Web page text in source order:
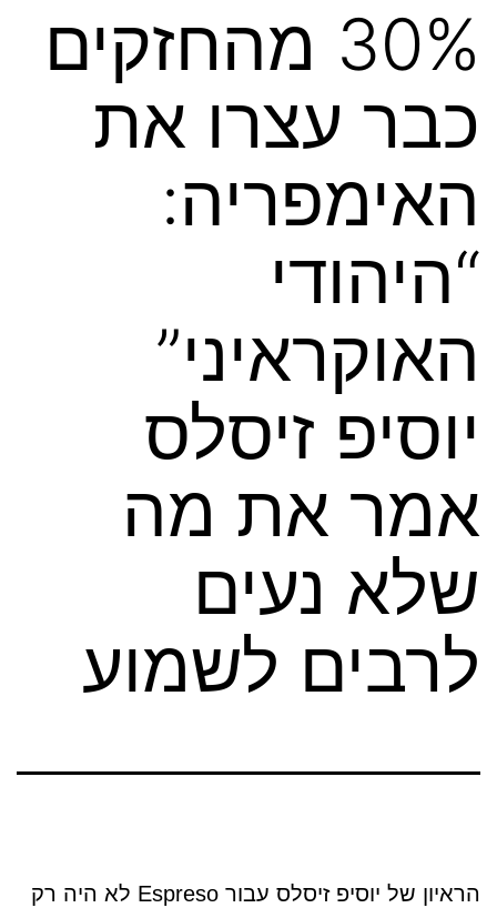
30% מהחזקים
כבר עצרו את
האימפריה:
“היהודי
האוקראיני”
יוסיפ זיסלס
אמר את מה
שלא נעים
לרבים לשמוע
הראיון של יוסיפ זיסלס עבור Espreso לא היה רק